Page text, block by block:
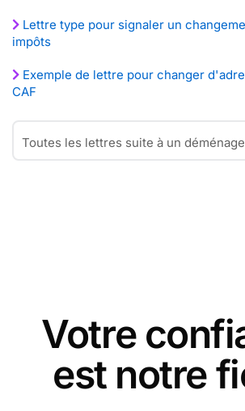
Lettre type pour signaler un
impôts
Exemple de lettre pour changer
CAF
Toutes les lettres suite à un
Votre
est notre